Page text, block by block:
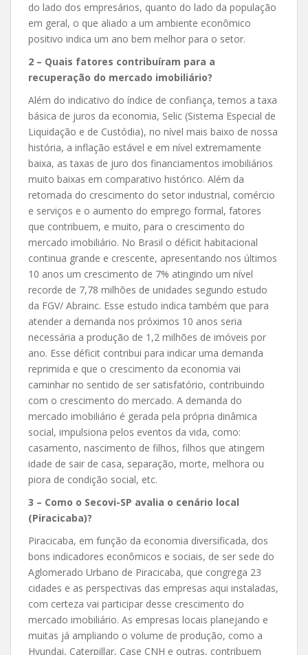
do lado dos empresários, quanto do lado da população
em geral, o que aliado a um ambiente econômico
positivo indica um ano bem melhor para o setor.
2 – Quais fatores contribuíram para a
recuperação do mercado imobiliário?
Além do indicativo do índice de confiança, temos a taxa
básica de juros da economia, Selic (Sistema Especial de
Liquidação e de Custódia), no nível mais baixo de nossa
história, a inflação estável e em nível extremamente
baixa, as taxas de juro dos financiamentos imobiliários
muito baixas em comparativo histórico. Além da
retomada do crescimento do setor industrial, comércio
e serviços e o aumento do emprego formal, fatores
que contribuem, e muito, para o crescimento do
mercado imobiliário. No Brasil o déficit habitacional
continua grande e crescente, apresentando nos últimos
10 anos um crescimento de 7% atingindo um nível
recorde de 7,78 milhões de unidades segundo estudo
da FGV/ Abrainc. Esse estudo indica também que para
atender a demanda nos próximos 10 anos seria
necessária a produção de 1,2 milhões de imóveis por
ano. Esse déficit contribui para indicar uma demanda
reprimida e que o crescimento da economia vai
caminhar no sentido de ser satisfatório, contribuindo
com o crescimento do mercado. A demanda do
mercado imobiliário é gerada pela própria dinâmica
social, impulsiona pelos eventos da vida, como:
casamento, nascimento de filhos, filhos que atingem
idade de sair de casa, separação, morte, melhora ou
piora de condição social, etc.
3 – Como o Secovi-SP avalia o cenário local
(Piracicaba)?
Piracicaba, em função da economia diversificada, dos
bons indicadores econômicos e sociais, de ser sede do
Aglomerado Urbano de Piracicaba, que congrega 23
cidades e as perspectivas das empresas aqui instaladas,
com certeza vai participar desse crescimento do
mercado imobiliário. As empresas locais planejando e
muitas já ampliando o volume de produção, como a
Hyundai, Caterpillar, Case CNH e outras, contribuem